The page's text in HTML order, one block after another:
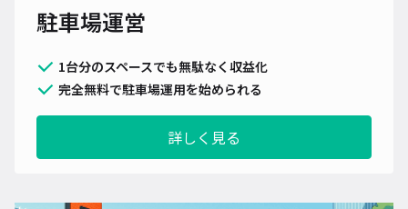
駐車場運営
1台分のスペースでも無駄なく収益化
完全無料で駐車場運用を始められる
詳しく見る